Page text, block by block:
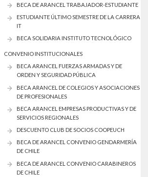
BECA DE ARANCEL TRABAJADOR-ESTUDIANTE
ESTUDIANTE ÚLTIMO SEMESTRE DE LA CARRERA
IT
BECA SOLIDARIA INSTITUTO TECNOLÓGICO
CONVENIO INSTITUCIONALES
BECA ARANCEL FUERZAS ARMADAS Y DE
ORDEN Y SEGURIDAD PÚBLICA
BECA ARANCEL DE COLEGIOS Y ASOCIACIONES
DE PROFESIONALES
BECA ARANCEL EMPRESAS PRODUCTIVAS Y DE
SERVICIOS REGIONALES
DESCUENTO CLUB DE SOCIOS COOPEUCH
BECA DE ARANCEL CONVENIO GENDARMERÍA
DE CHILE
BECA DE ARANCEL CONVENIO CARABINEROS
DE CHILE